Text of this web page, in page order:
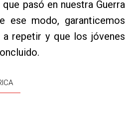
pasó en nuestra Guerra
ese modo, garanticemos
repetir y que los jóvenes